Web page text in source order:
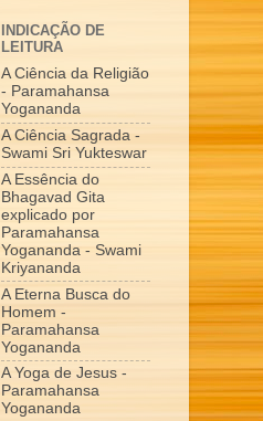
INDICAÇÃO DE
LEITURA
A Ciência da Religião
- Paramahansa
Yogananda
A Ciência Sagrada -
Swami Sri Yukteswar
A Essência do
Bhagavad Gita
explicado por
Paramahansa
Yogananda - Swami
Kriyananda
A Eterna Busca do
Homem -
Paramahansa
Yogananda
A Yoga de Jesus -
Paramahansa
Yogananda